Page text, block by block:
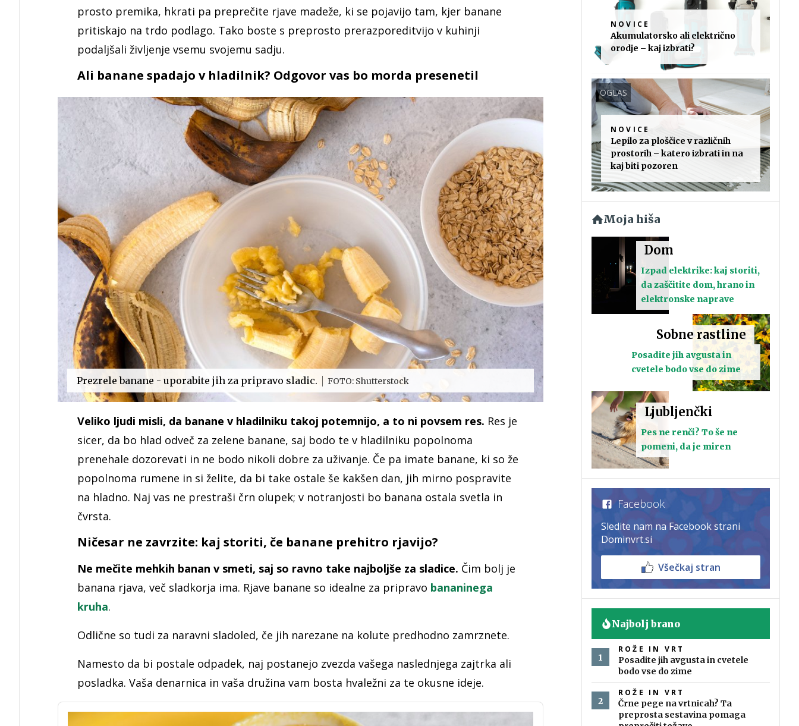
prosto premika, hkrati pa preprečite rjave madeže, ki se pojavijo tam, kjer banane
pritiskajo na trdo podlago. Tako boste s preprosto prerazporeditvijo v kuhinji
podaljšali življenje vsemu svojemu sadju.
Ali banane spadajo v hladilnik? Odgovor vas bo morda presenetil
Prezrele banane - uporabite jih za pripravo sladic. FOTO: Shutterstock
Veliko ljudi misli, da banane v hladilniku takoj potemnijo, a to ni povsem res. Res je
sicer, da bo hlad odveč za zelene banane, saj bodo te v hladilniku popolnoma
prenehale dozorevati in ne bodo nikoli dobre za uživanje. Če pa imate banane, ki so že
popolnoma rumene in si želite, da bi take ostale še kakšen dan, jih mirno pospravite
na hladno. Naj vas ne prestraši črn olupek; v notranjosti bo banana ostala svetla in
čvrsta.
Ničesar ne zavrzite: kaj storiti, če banane prehitro rjavijo?
Ne mečite mehkih banan v smeti, saj so ravno take najboljše za sladice. Čim bolj je
banana rjava, več sladkorja ima. Rjave banane so idealne za pripravo bananinega
kruha.
Odlične so tudi za naravni sladoled, če jih narezane na kolute predhodno zamrznete.
Namesto da bi postale odpadek, naj postanejo zvezda vašega naslednjega zajtrka ali
posladka. Vaša denarnica in vaša družina vam bosta hvaležni za te okusne ideje.
NOVICE
Akumulatorsko ali električno
orodje – kaj izbrati?
OGLAS
NOVICE
Lepilo za ploščice v različnih
prostorih – katero izbrati in na
kaj biti pozoren
Moja hiša
Dom
Izpad elektrike: kaj storiti,
da zaščitite dom, hrano in
elektronske naprave
Sobne rastline
Posadite jih avgusta in
cvetele bodo vse do zime
Ljubljenčki
Pes ne renči? To še ne
pomeni, da je miren
Facebook
Sledite nam na Facebook strani
Dominvrt.si
Všečkaj stran
Najbolj brano
ROŽE IN VRT
Posadite jih avgusta in cvetele
bodo vse do zime
ROŽE IN VRT
Črne pege na vrtnicah? Ta
preprosta sestavina pomaga